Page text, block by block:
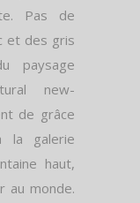
Pas de
et des gris
paysage
new-
de grâce
la galerie
haut,
au monde.